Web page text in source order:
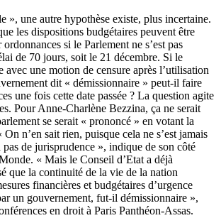
», une autre hypothèse existe, plus incertaine.
les dispositions budgétaires peuvent être
si le Parlement ne s’est pas
de 70 jours, soit le 21 décembre. Si le
avec une motion de censure après l’utilisation
dit « démissionnaire » peut-il faire
une fois cette date passée ? La question agite
Pour Anne-Charlène Bezzina, ça ne serait
se serait « prononcé » en votant la
n’en sait rien, puisque cela ne s’est jamais
de jurisprudence », indique de son côté
« Mais le Conseil d’Etat a déjà
que la continuité de la vie de la nation
financières et budgétaires d’urgence
un gouvernement, fut-il démissionnaire »,
en droit à Paris Panthéon-Assas.